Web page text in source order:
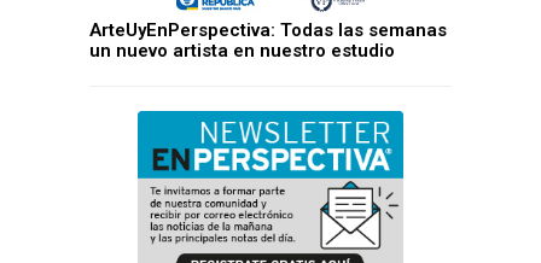
ArteUyEnPerspectiva: Todas las semanas
un nuevo artista en nuestro estudio